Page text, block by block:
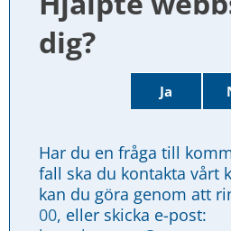
dig?
Ja
Har du en fråga till
fall ska du kontakta vårt
kan du göra genom att
00